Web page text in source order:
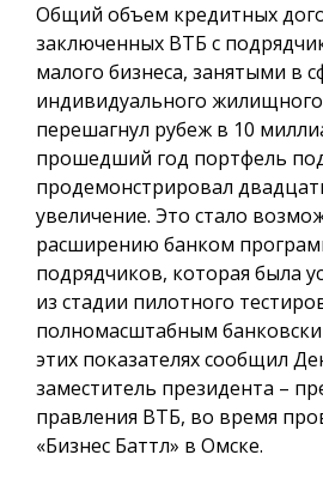
Общий объем кредитных
заключенных ВТБ с
малого бизнеса, занятыми в
индивидуального жилищного
перешагнул рубеж в 10
прошедший год портфель
продемонстрировал
увеличение. Это стало
расширению банком
подрядчиков, которая была
из стадии пилотного
полномасштабным
этих показателях сообщил
заместитель президента –
правления ВТБ, во время
«Бизнес Баттл» в Омске.